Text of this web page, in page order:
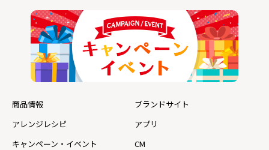
商品情報
ブランドサイト
アレンジレシピ
アプリ
キャンペーン・イベント
CM